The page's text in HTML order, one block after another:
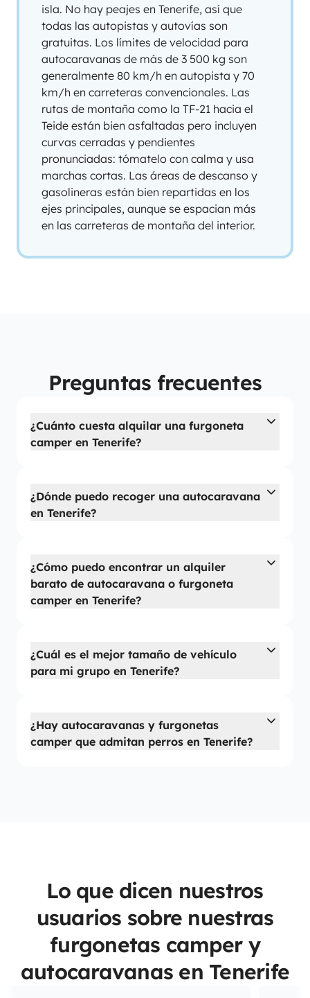
isla. No hay peajes en Tenerife, así que
todas las autopistas y autovías son
gratuitas. Los límites de velocidad para
autocaravanas de más de 3 500 kg son
generalmente 80 km/h en autopista y 70
km/h en carreteras convencionales. Las
rutas de montaña como la TF-21 hacia el
Teide están bien asfaltadas pero incluyen
curvas cerradas y pendientes
pronunciadas: tómatelo con calma y usa
marchas cortas. Las áreas de descanso y
gasolineras están bien repartidas en los
ejes principales, aunque se espacian más
en las carreteras de montaña del interior.
Preguntas frecuentes
¿Cuánto cuesta alquilar una furgoneta
camper en Tenerife?
¿Dónde puedo recoger una autocaravana
en Tenerife?
¿Cómo puedo encontrar un alquiler
barato de autocaravana o furgoneta
camper en Tenerife?
¿Cuál es el mejor tamaño de vehículo
para mi grupo en Tenerife?
¿Hay autocaravanas y furgonetas
camper que admitan perros en Tenerife?
Lo que dicen nuestros
usuarios sobre nuestras
furgonetas camper y
autocaravanas en Tenerife